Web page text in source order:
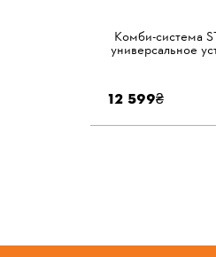
Комби-система
универсальное
12 599₴